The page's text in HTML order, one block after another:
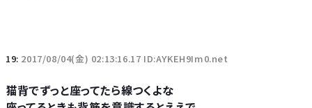
19: 2017/08/04(金) 02:13:16.17 ID:AYKEH9Im0.net
猫背でずっと座ってたら線つくよな